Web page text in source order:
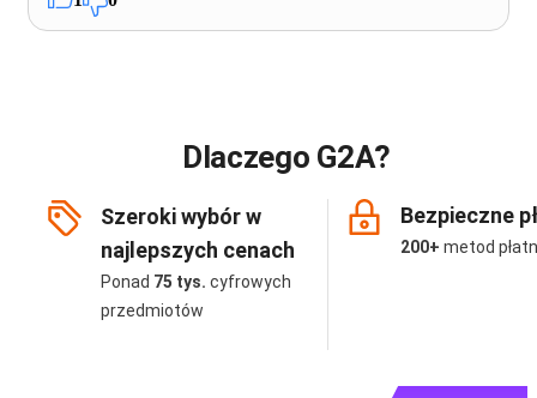
Dlaczego G2A?
Szeroki wybór w
najlepszych cenach
Ponad 75 tys. cyfrowych
przedmiotów
Bezpieczne
200+ metod